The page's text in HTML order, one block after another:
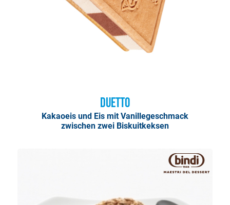
Duetto
Kakaoeis und Eis mit Vanillegeschmack
zwischen zwei Biskuitkeksen